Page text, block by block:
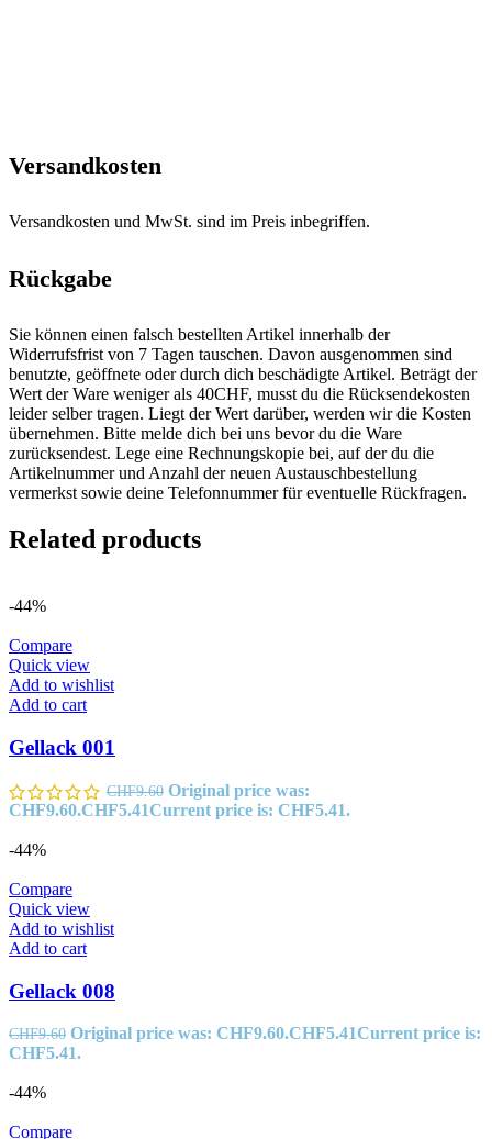
Versandkosten
Versandkosten und MwSt. sind im Preis inbegriffen.
Rückgabe
Sie können einen falsch bestellten Artikel innerhalb der
Widerrufsfrist von 7 Tagen tauschen. Davon ausgenommen sind
benutzte, geöffnete oder durch dich beschädigte Artikel. Beträgt der
Wert der Ware weniger als 40CHF, musst du die Rücksendekosten
leider selber tragen. Liegt der Wert darüber, werden wir die Kosten
übernehmen. Bitte melde dich bei uns bevor du die Ware
zurücksendest. Lege eine Rechnungskopie bei, auf der du die
Artikelnummer und Anzahl der neuen Austauschbestellung
vermerkst sowie deine Telefonnummer für eventuelle Rückfragen.
Related products
-44%
Compare
Quick view
Add to wishlist
Add to cart
Gellack 001
CHF9.60 Original price was:
CHF9.60.CHF5.41Current price is: CHF5.41.
-44%
Compare
Quick view
Add to wishlist
Add to cart
Gellack 008
CHF9.60 Original price was: CHF9.60.CHF5.41Current price is:
CHF5.41.
-44%
Compare